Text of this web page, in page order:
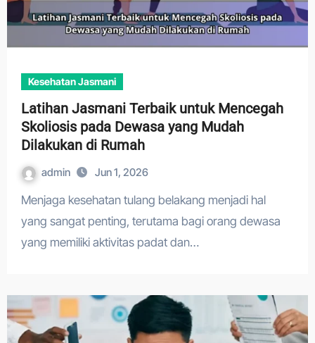
Kesehatan Jasmani
Latihan Jasmani Terbaik untuk Mencegah
Skoliosis pada Dewasa yang Mudah
Dilakukan di Rumah
admin Jun 1, 2026
Menjaga kesehatan tulang belakang menjadi hal
yang sangat penting, terutama bagi orang dewasa
yang memiliki aktivitas padat dan…